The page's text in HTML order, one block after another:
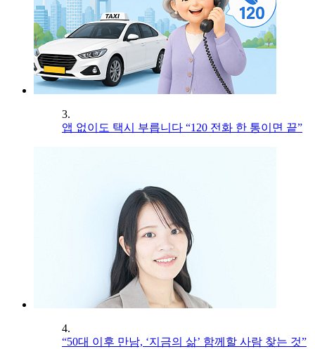
3.
앱 없이도 택시 부릅니다 “120 전화 한 통이면 끝”
4.
“50대 이후 만남, ‘지금의 삶’ 함께할 사람 찾는 것”